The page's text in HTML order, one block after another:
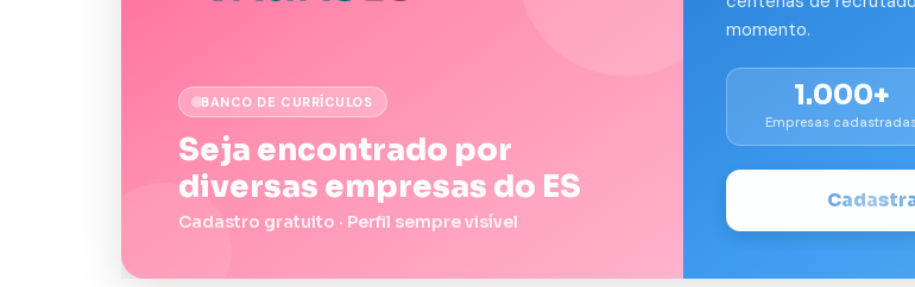
BANCO DE CURRÍCULOS
Seja encontrado por
diversas empresas do ES
Cadastro gratuito · Perfil sempre visível
momento.
1.000+
Empresas